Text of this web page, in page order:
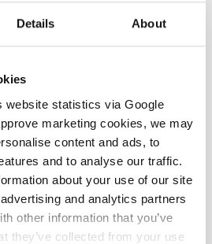
Details About
website statistics via Google
marketing cookies, we may
content and ads, to
and to analyse our traffic.
about your use of our site
and analytics partners
other information that you’ve
they’ve collected from your use
y las manchas de
Hoja de especificaciones,